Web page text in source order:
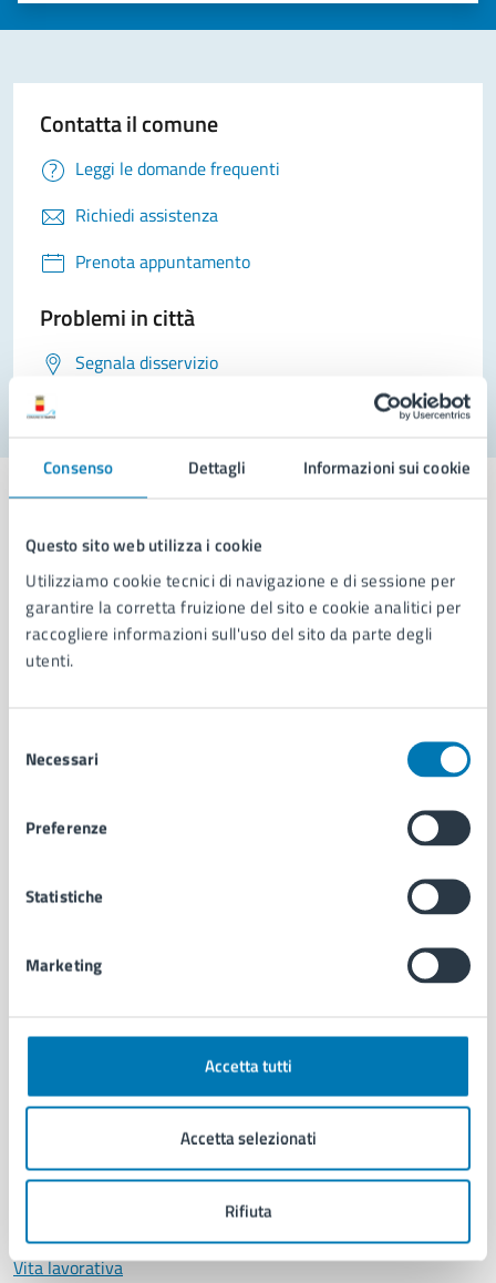
Consenso Dettagli Informazioni sui cookie
Questo sito web utilizza i cookie
Utilizziamo cookie tecnici di navigazione e di sessione per
garantire la corretta fruizione del sito e cookie analitici per
raccogliere informazioni sull'uso del sito da parte degli
utenti.
delNecessari
Preferenze
Statistiche
Marketing
Accetta tutti
Accetta selezionati
Rifiuta
Contatta il comune
Leggi le domande frequenti
Richiedi assistenza
Prenota appuntamento
Problemi in città
Segnala disservizio
Comune di Napoli
AMMINISTRAZIONE
Uffici
Personale amministrativo
Intranet, posta aziendale e protocollo
CATEGORIE DI SERVIZIO
Documenti e certificati
Educazione e formazione
Giustizia e sicurezza pubblica
Imprese e commercio
Salute, benessere e assistenza
Servizi Cimiteriali
Vita lavorativa